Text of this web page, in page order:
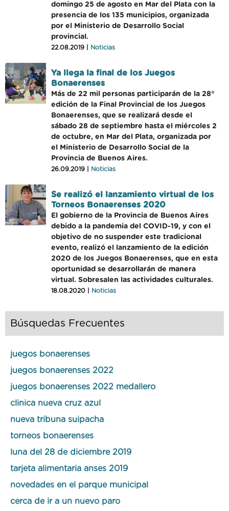
domingo 25 de agosto en Mar del Plata con la
presencia de los 135 municipios, organizada
por el Ministerio de Desarrollo Social
provincial.
22.08.2019 | Noticias
Ya llega la final de los Juegos
Bonaerenses
Más de 22 mil personas participarán de la 28°
edición de la Final Provincial de los Juegos
Bonaerenses, que se realizará desde el
sábado 28 de septiembre hasta el miércoles 2
de octubre, en Mar del Plata, organizada por
el Ministerio de Desarrollo Social de la
Provincia de Buenos Aires.
26.09.2019 | Noticias
Se realizó el lanzamiento virtual de los
Torneos Bonaerenses 2020
El gobierno de la Provincia de Buenos Aires
debido a la pandemia del COVID-19, y con el
objetivo de no suspender este tradicional
evento, realizó el lanzamiento de la edición
2020 de los Juegos Bonaerenses, que en esta
oportunidad se desarrollarán de manera
virtual. Sobresalen las actividades culturales.
18.08.2020 | Noticias
Búsquedas Frecuentes
juegos bonaerenses
juegos bonaerenses 2022
juegos bonaerenses 2022 medallero
clinica nueva cruz azul
nueva tribuna suipacha
torneos bonaerenses
luna del 28 de diciembre 2019
tarjeta alimentaria anses 2019
novedades en el parque municipal
cerca de ir a un nuevo paro